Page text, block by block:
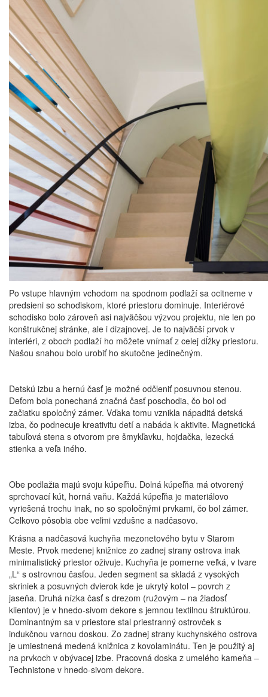
Po vstupe hlavným vchodom na spodnom podlaží sa ocitneme v
predsieni so schodiskom, ktoré priestoru dominuje. Interiérové
schodisko bolo zároveň asi najväčšou výzvou projektu, nie len po
konštrukčnej stránke, ale i dizajnovej. Je to najväčší prvok v
interiéri, z oboch podlaží ho môžete vnímať z celej dĺžky priestoru.
Našou snahou bolo urobiť ho skutočne jedinečným.
Detskú izbu a hernú časť je možné odčleniť posuvnou stenou.
Deťom bola ponechaná značná časť poschodia, čo bol od
začiatku spoločný zámer. Vďaka tomu vznikla nápaditá detská
izba, čo podnecuje kreativitu detí a nabáda k aktivite. Magnetická
tabuľová stena s otvorom pre šmykľavku, hojdačka, lezecká
stienka a veľa iného.
Obe podlažia majú svoju kúpeľňu. Dolná kúpeľňa má otvorený
sprchovací kút, horná vaňu. Každá kúpeľňa je materiálovo
vyriešená trochu inak, no so spoločnými prvkami, čo bol zámer.
Celkovo pôsobia obe veľmi vzdušne a nadčasovo.
Krásna a nadčasová kuchyňa mezonetového bytu v Starom
Meste. Prvok medenej knižnice zo zadnej strany ostrova inak
minimalistický priestor oživuje. Kuchyňa je pomerne veľká, v tvare
„L“ s ostrovnou časťou. Jeden segment sa skladá z vysokých
skriniek a posuvných dvierok kde je ukrytý kotol – povrch z
jaseňa. Druhá nízka časť s drezom (ružovým – na žiadosť
klientov) je v hnedo-sivom dekore s jemnou textilnou štruktúrou.
Dominantným sa v priestore stal priestranný ostrovček s
indukčnou varnou doskou. Zo zadnej strany kuchynského ostrova
je umiestnená medená knižnica z kovolaminátu. Ten je použitý aj
na prvkoch v obývacej izbe. Pracovná doska z umelého kameňa –
Technistone v hnedo-sivom dekore.